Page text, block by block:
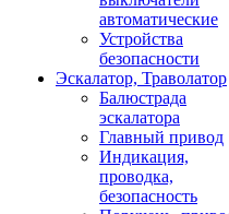
автоматические
Устройства
безопасности
Эскалатор, Траволатор
Балюстрада
эскалатора
Главный привод
Индикация,
проводка,
безопасность